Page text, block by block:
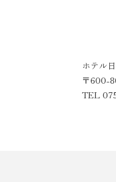
ホテル
〒600-
TEL